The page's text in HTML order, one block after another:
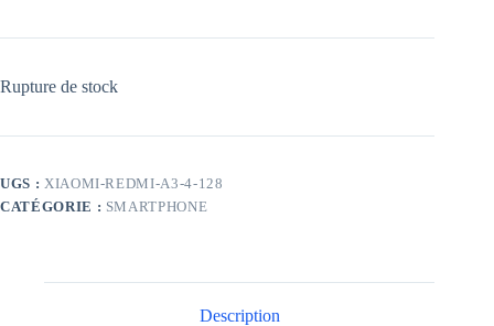
Rupture de stock
UGS : XIAOMI-REDMI-A3-4-128
CATÉGORIE : SMARTPHONE
Description